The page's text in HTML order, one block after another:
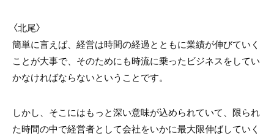
〈北尾〉
簡単に言えば、経営は時間の経過とともに業績が伸びていく
ことが大事で、そのためにも時流に乗ったビジネスをしてい
かなければならないということです。
しかし、そこにはもっと深い意味が込められていて、限られ
た時間の中で経営者として会社をいかに最大限伸ばしていく